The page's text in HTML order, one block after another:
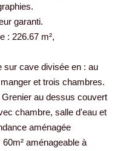
garanti.
: 226.67 m²,
sur cave divisée en : au
et trois chambres.
au dessus couvert
chambre, salle d'eau et
aménagée
aménageable à